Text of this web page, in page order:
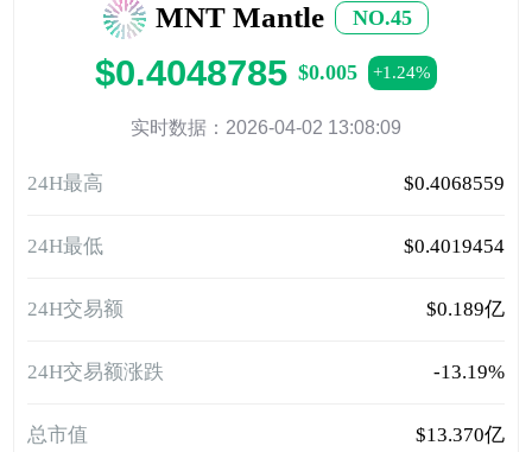
MNT Mantle NO.45
$0.4048785 $0.005 +1.24%
实时数据：2026-04-02 13:08:09
24H最高 $0.4068559
24H最低 $0.4019454
24H交易额 $0.189亿
24H交易额涨跌 -13.19%
总市值 $13.370亿